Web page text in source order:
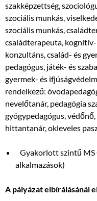
szakképzettség,
szociális munkás,
szociális munkás,
családterapeuta,
konzultáns, család- és
pedagógus, játék- és
gyermek- és
rendelkező:
nevelőtanár, pedagógia
gyógypedagógus,
hittantanár, okleveles
Gyakorlott szintű MS
alkalmazások)
A pályázat elbírálásánál